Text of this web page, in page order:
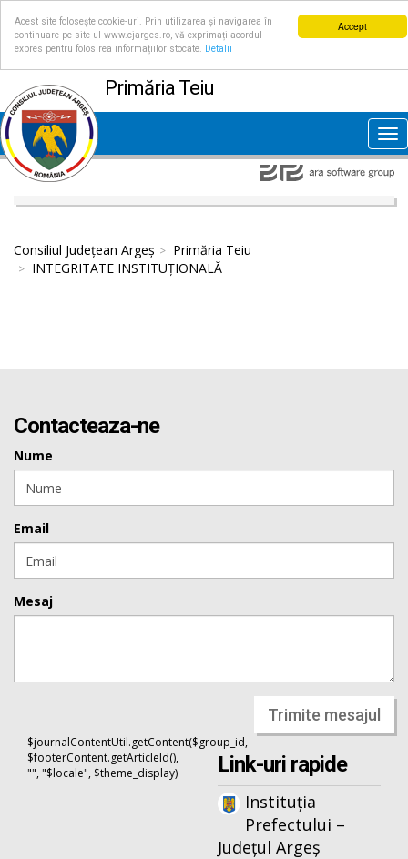
Accept
Acest site folosește cookie-uri. Prin utilizarea și navigarea în
continuare pe site-ul www.cjarges.ro, vă exprimați acordul
expres pentru folosirea informațiilor stocate.
Detalii
Primăria Teiu
Consiliul Județean Argeș
Primăria Teiu
INTEGRITATE INSTITUȚIONALĂ
Contacteaza-ne
Nume
Email
Mesaj
Trimite mesajul
$journalContentUtil.getContent($group_id,
$footerContent.getArticleId(),
"", "$locale", $theme_display)
Link-uri rapide
Instituția
Prefectului –
Județul Argeș